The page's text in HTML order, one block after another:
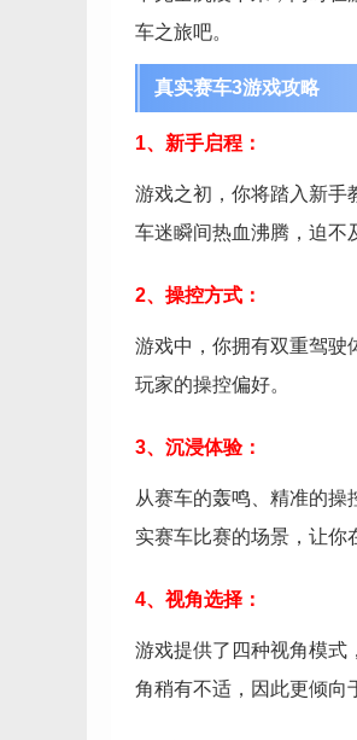
车之旅吧。
真实赛车3游戏攻略
1、新手启程：
游戏之初，你将踏入新手
车迷瞬间热血沸腾，迫不
2、操控方式：
游戏中，你拥有双重驾
玩家的操控偏好。
3、沉浸体验：
从赛车的轰鸣、精准的
实赛车比赛的场景，让你
4、视角选择：
游戏提供了四种视角模式
角稍有不适，因此更倾向